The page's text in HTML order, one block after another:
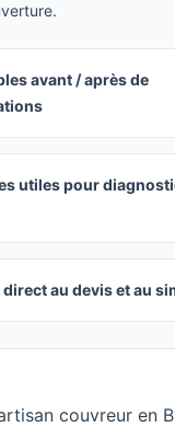
avant / après de
utiles pour
direct au devis et au
couvreur en